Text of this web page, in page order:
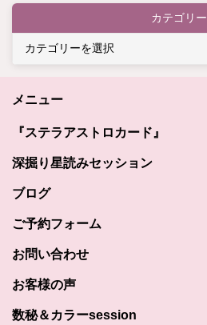
カテゴリー
リ
メニュー
『ステラアストロカード』
深掘り星読みセッション
ブログ
ご予約フォーム
お問い合わせ
お客様の声
数秘＆カラーsession